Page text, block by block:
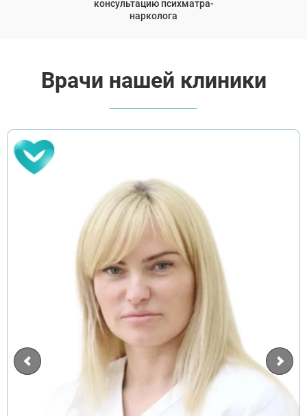
консультацию психматра-
нарколога
Врачи нашей клиники